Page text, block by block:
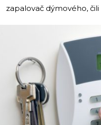
zapalovač dýmového,